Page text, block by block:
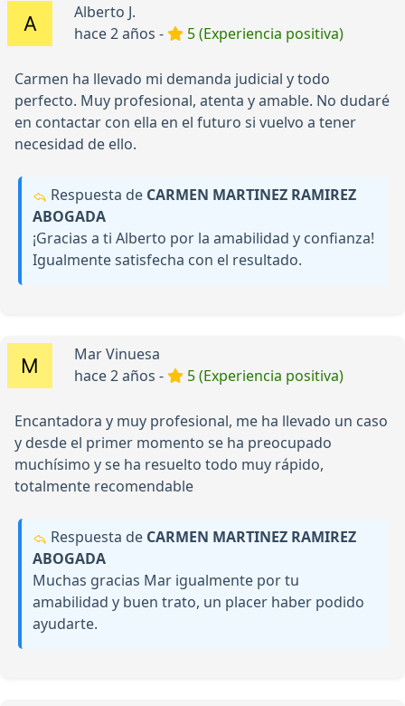
Alberto J.
hace 2 años -
5 (Experiencia positiva)
Carmen ha llevado mi demanda judicial y todo
perfecto. Muy profesional, atenta y amable. No dudaré
en contactar con ella en el futuro si vuelvo a tener
necesidad de ello.
Respuesta de CARMEN MARTINEZ RAMIREZ
ABOGADA
¡Gracias a ti Alberto por la amabilidad y confianza!
Igualmente satisfecha con el resultado.
Mar Vinuesa
hace 2 años -
5 (Experiencia positiva)
Encantadora y muy profesional, me ha llevado un caso
y desde el primer momento se ha preocupado
muchísimo y se ha resuelto todo muy rápido,
totalmente recomendable
Respuesta de CARMEN MARTINEZ RAMIREZ
ABOGADA
Muchas gracias Mar igualmente por tu
amabilidad y buen trato, un placer haber podido
ayudarte.